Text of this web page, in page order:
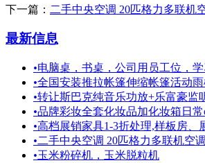
下一篇： 二手中央空调 20匹格力多联机
最新信息
•电脑桌，书桌，公司用员工位，
•全国安装推拉帐篷伸缩帐篷活动雨
•转让斯巴克纯音乐功放+乐富豪监
•品牌彩妆全套化妆品加化妆箱日常
•高档展销家具1-3折处理,样板房、
•二手中央空调 20匹格力多联机空调
•玉米粉碎机，玉米脱粒机